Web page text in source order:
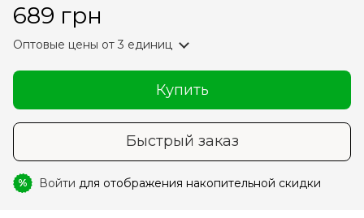
689 грн
Оптовые цены от 3 единиц
Купить
Быстрый заказ
% Войти для отображения накопительной скидки